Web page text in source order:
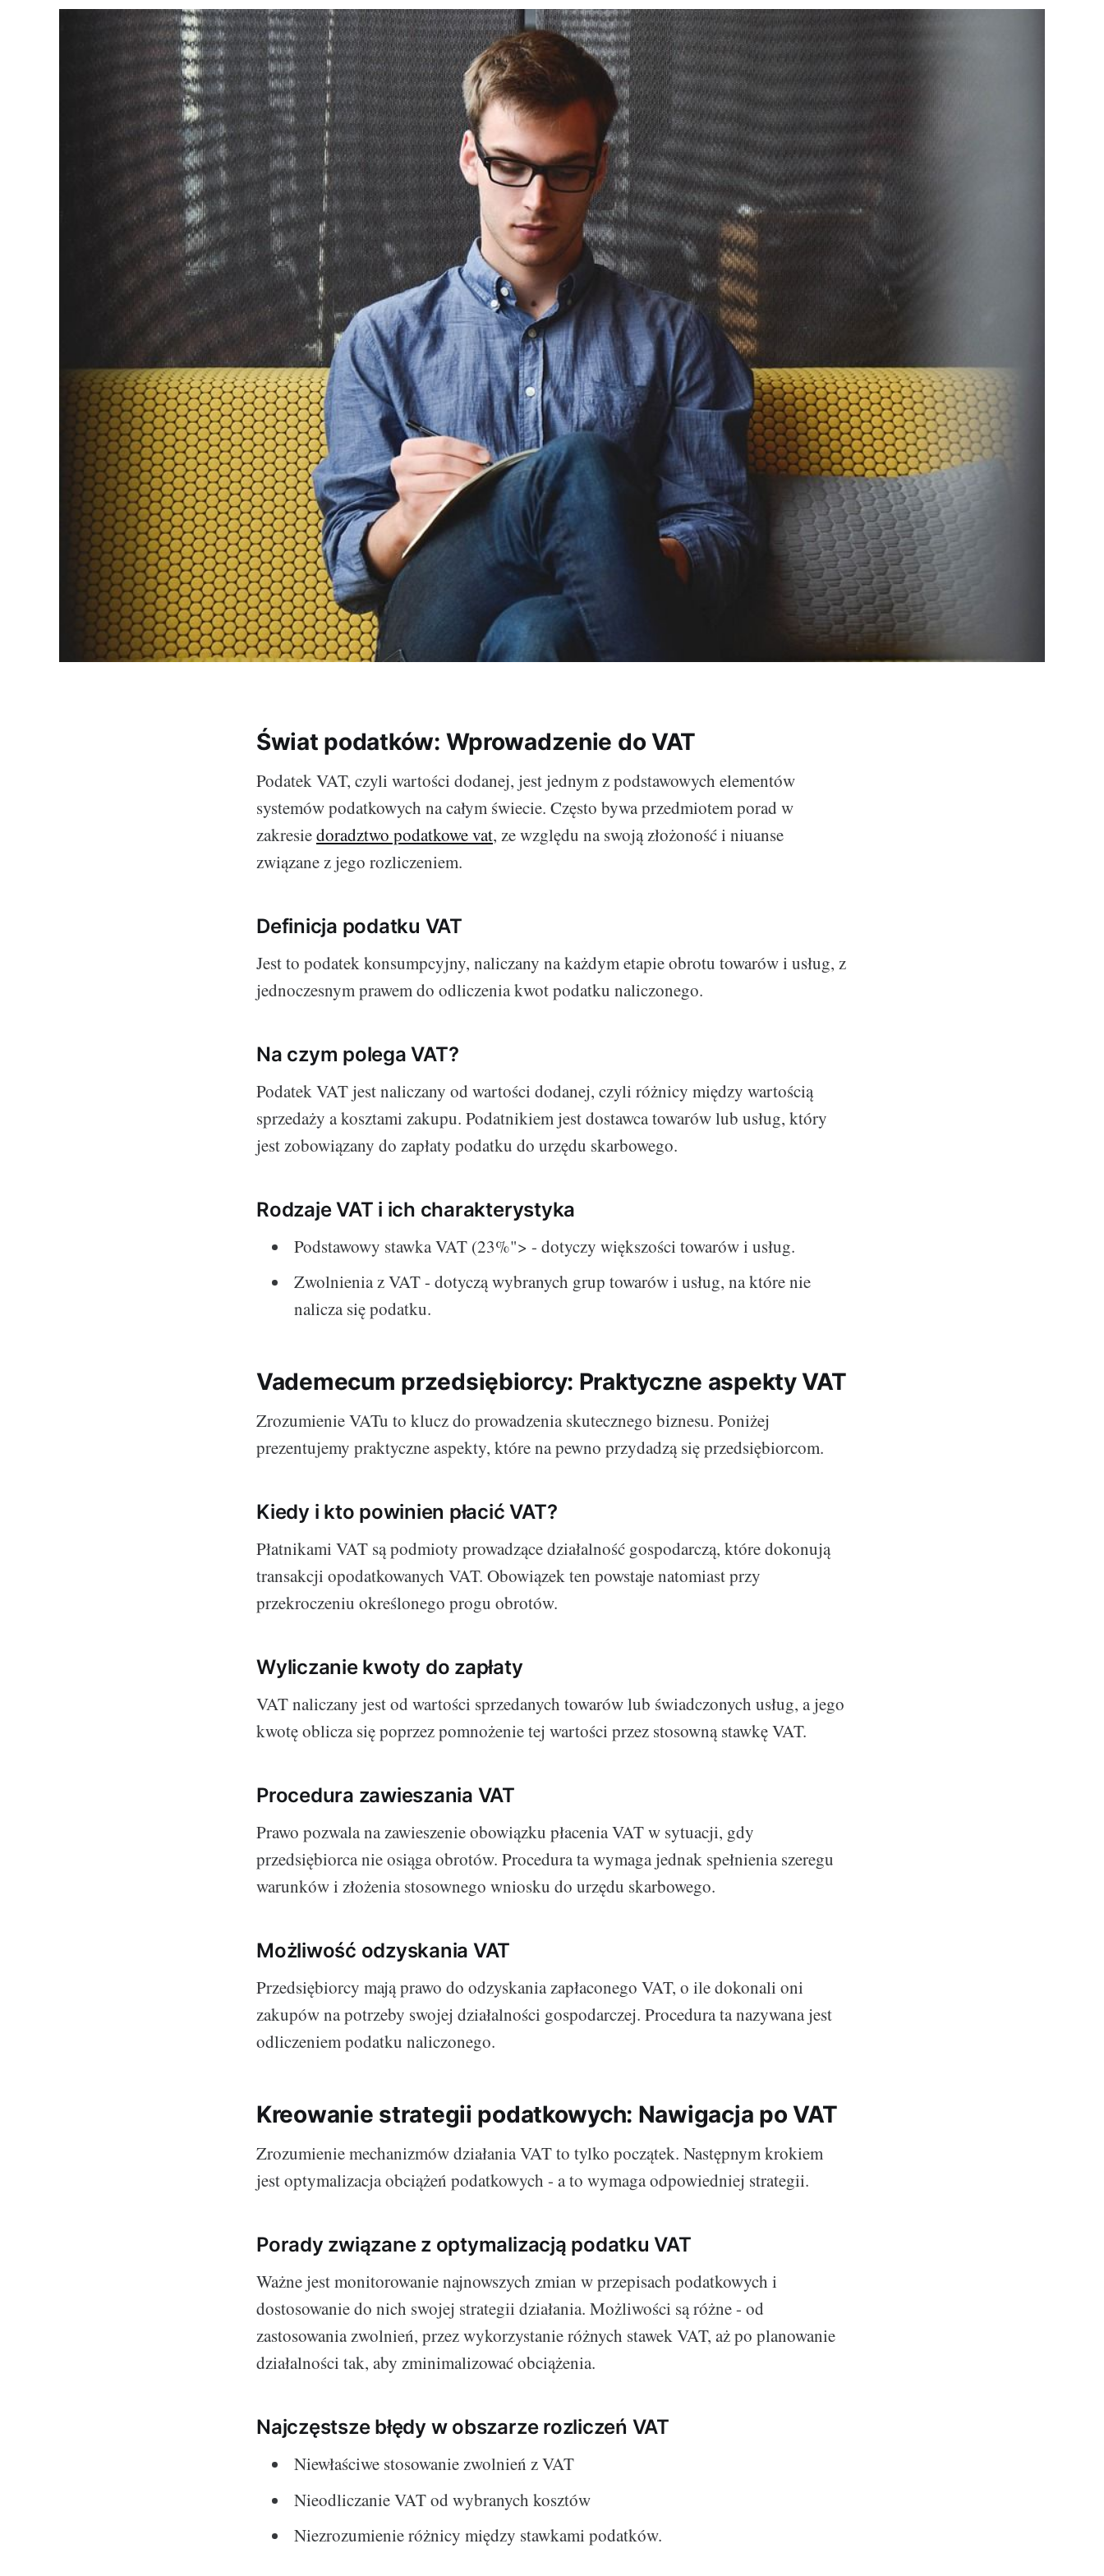
Świat podatków: Wprowadzenie do VAT
Podatek VAT, czyli wartości dodanej, jest jednym z podstawowych elementów
systemów podatkowych na całym świecie. Często bywa przedmiotem porad w
zakresiedoradztwo podatkowe vat, ze względu na swoją złożoność i niuanse
związane z jego rozliczeniem.
Definicja podatku VAT
Jest to podatek konsumpcyjny, naliczany na każdym etapie obrotu towarów i usług, z
jednoczesnym prawem do odliczenia kwot podatku naliczonego.
Na czym polega VAT?
Podatek VAT jest naliczany od wartości dodanej, czyli różnicy między wartością
sprzedaży a kosztami zakupu. Podatnikiem jest dostawca towarów lub usług, który
jest zobowiązany do zapłaty podatku do urzędu skarbowego.
Rodzaje VAT i ich charakterystyka
Podstawowy stawka VAT (23%"> - dotyczy większości towarów i usług.
Zwolnienia z VAT - dotyczą wybranych grup towarów i usług, na które nie
nalicza się podatku.
Vademecum przedsiębiorcy: Praktyczne aspekty VAT
Zrozumienie VATu to klucz do prowadzenia skutecznego biznesu. Poniżej
prezentujemy praktyczne aspekty, które na pewno przydadzą się przedsiębiorcom.
Kiedy i kto powinien płacić VAT?
Płatnikami VAT są podmioty prowadzące działalność gospodarczą, które dokonują
transakcji opodatkowanych VAT. Obowiązek ten powstaje natomiast przy
przekroczeniu określonego progu obrotów.
Wyliczanie kwoty do zapłaty
VAT naliczany jest od wartości sprzedanych towarów lub świadczonych usług, a jego
kwotę oblicza się poprzez pomnożenie tej wartości przez stosowną stawkę VAT.
Procedura zawieszania VAT
Prawo pozwala na zawieszenie obowiązku płacenia VAT w sytuacji, gdy
przedsiębiorca nie osiąga obrotów. Procedura ta wymaga jednak spełnienia szeregu
warunków i złożenia stosownego wniosku do urzędu skarbowego.
Możliwość odzyskania VAT
Przedsiębiorcy mają prawo do odzyskania zapłaconego VAT, o ile dokonali oni
zakupów na potrzeby swojej działalności gospodarczej. Procedura ta nazywana jest
odliczeniem podatku naliczonego.
Kreowanie strategii podatkowych: Nawigacja po VAT
Zrozumienie mechanizmów działania VAT to tylko początek. Następnym krokiem
jest optymalizacja obciążeń podatkowych - a to wymaga odpowiedniej strategii.
Porady związane z optymalizacją podatku VAT
Ważne jest monitorowanie najnowszych zmian w przepisach podatkowych i
dostosowanie do nich swojej strategii działania. Możliwości są różne - od
zastosowania zwolnień, przez wykorzystanie różnych stawek VAT, aż po planowanie
działalności tak, aby zminimalizować obciążenia.
Najczęstsze błędy w obszarze rozliczeń VAT
Niewłaściwe stosowanie zwolnień z VAT
Nieodliczanie VAT od wybranych kosztów
Niezrozumienie różnicy między stawkami podatków.